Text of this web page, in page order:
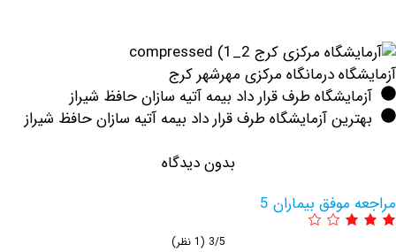
‏درمانگاه مرکزی مهرشهر ‏کرج
طرف قرار داد بیمه آتیه سازان حافظ شیراز
آزمایشگاه طرف قرار داد بیمه آتیه سازان حافظ شیراز
بدون دیدگاه
بیماران 5